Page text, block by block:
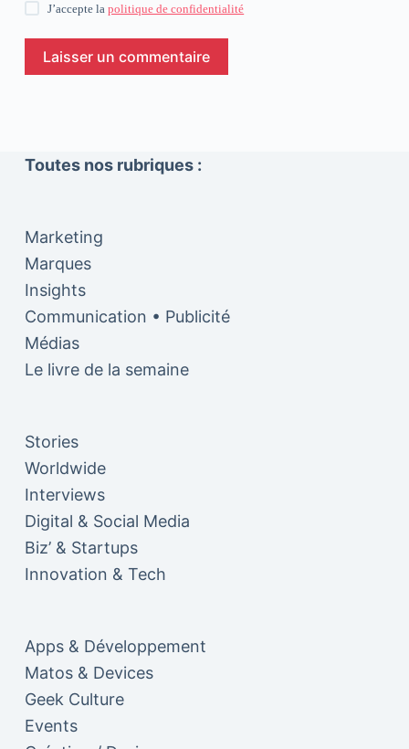
J’accepte lapolitique de confidentialité
Laisser un commentaire
Toutes nos rubriques :
Marketing
Marques
Insights
Communication • Publicité
Médias
Le livre de la semaine
Stories
Worldwide
Interviews
Digital & Social Media
Biz’ & Startups
Innovation & Tech
Apps & Développement
Matos & Devices
Geek Culture
Events